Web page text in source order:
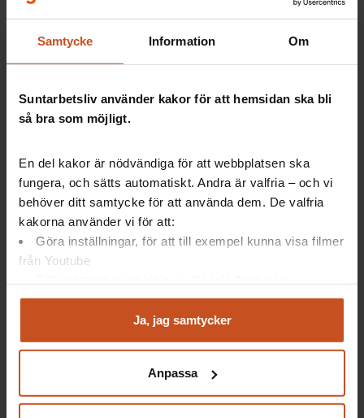
Samtycke Information Om
Suntarbetsliv använder kakor för att hemsidan ska bli
så bra som möjligt.
En del kakor är nödvändiga för att webbplatsen ska
fungera, och sätts automatiskt. Andra är valfria – och vi
behöver ditt samtycke för att använda dem. De valfria
kakorna använder vi för att:
Göra inställningar, för att till exempel kunna visa filmer
från Youtube
Analysera trafik för att kunna visa riktad information
Du kan när som helst återta ditt godkännande genom att
integritet@suntarbetsliv.se.
Ja, jag samtycker
Anpassa
möte ska bli bra. Ni kan ocksåtesta gruppens
samtalsmönster.
Görövningen Vårt samtalsklimat
Artiklar: Så gör andra
Nu kan ni få Bättre möten
Artiklar: Forskning
Kommunikation i balans leder till bättre